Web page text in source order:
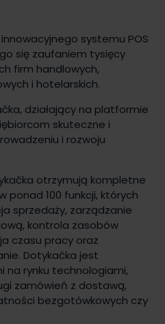
systemu POS
się zaufaniem tysięcy
firm handlowych,
i hotelarskich.
działający na platformie
skuteczne i
i rozwoju
otrzymują kompletne
ponad 100 funkcji, których
sprzedaży, zarządzanie
kontrola zasobów
czasu pracy oraz
Dotykačka jest
na rynku technologiami,
zamówień z dostawą,
bezgotówkowych czy